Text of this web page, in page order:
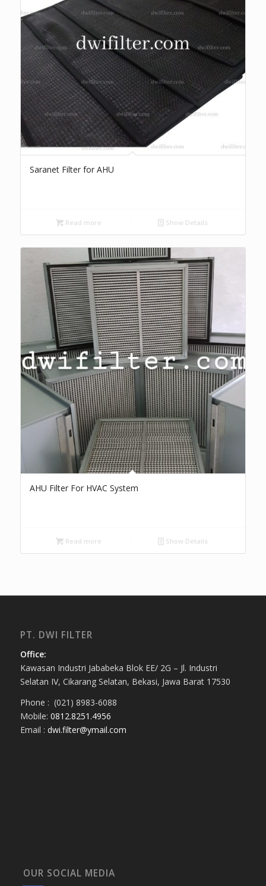
Saranet Filter for AHU
Read more Show Details
AHU Filter For HVAC System
Read more Show Details
PT. DWI FILTER
Office:
Kawasan Industri Jababeka Blok EE/ 2G – Jl. Industri
Selatan IV, Cikarang Selatan, Bekasi, Jawa Barat 17530
Phone : (021) 8983-6088
Mobile: 0812.8251.4956
Email : dwi.filter@ymail.com
OUR SOCIAL MEDIA